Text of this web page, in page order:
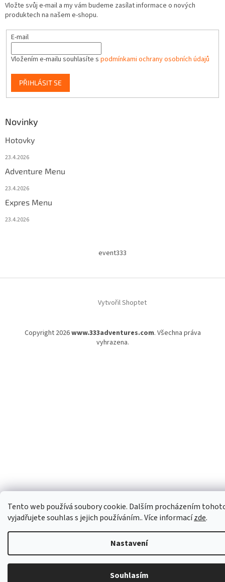
Tento web používá soubory cookie. Dalším procházením
vyjadřujete souhlas s jejich používáním.. Více informacízde.
Nastavení
Souhlasím
Vložte svůj e-mail a my vám budeme zasílat informace o nových
produktech na našem e-shopu.
E-mail
Vložením e-mailu souhlasíte s podmínkami ochrany osobních údajů
PŘIHLÁSIT SE
Novinky
Hotovky
23.4.2026
Adventure Menu
23.4.2026
Expres Menu
23.4.2026
event333
Vytvořil Shoptet
Copyright 2026www.333adventures.com. Všechna práva
vyhrazena.